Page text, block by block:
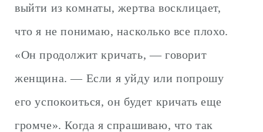
выйти из комнаты, жертва восклицает,
что я не понимаю, насколько все плохо.
«Он продолжит кричать, — говорит
женщина. — Если я уйду или попрошу
его успокоиться, он будет кричать еще
громче». Когда я спрашиваю, что так